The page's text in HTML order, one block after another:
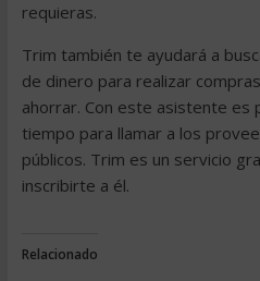
requieras.
Trim también te ayudará a
de dinero para realizar
ahorrar. Con este asistente es
tiempo para llamar a los
públicos. Trim es un servicio
inscribirte a él.
Relacionado